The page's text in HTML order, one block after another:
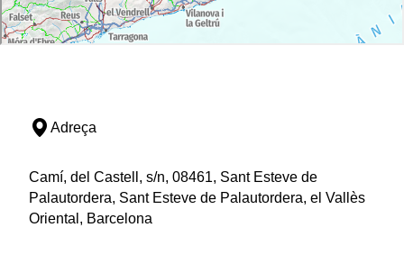
Adreça
Camí, del Castell, s/n, 08461, Sant Esteve de
Palautordera, Sant Esteve de Palautordera, el Vallès
Oriental, Barcelona